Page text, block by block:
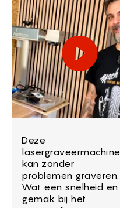
Deze
lasergraveermachine
kan zonder
problemen graveren.
Wat een snelheid en
gemak bij het